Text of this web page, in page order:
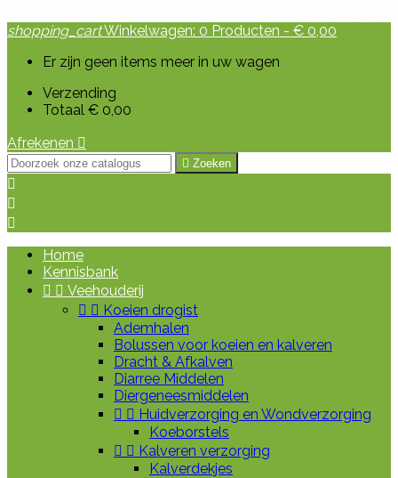
shopping_cartWinkelwagen: 0 Producten - € 0,00
Er zijn geen items meer in uw wagen
Verzending
Totaal € 0,00
Afrekenen 
 Zoeken



Home
Kennisbank
  Veehouderij
  Koeien drogist
Ademhalen
Bolussen voor koeien en kalveren
Dracht & Afkalven
Diarree Middelen
Diergeneesmiddelen
  Huidverzorging en Wondverzorging
Koeborstels
  Kalveren verzorging
Kalverdekjes